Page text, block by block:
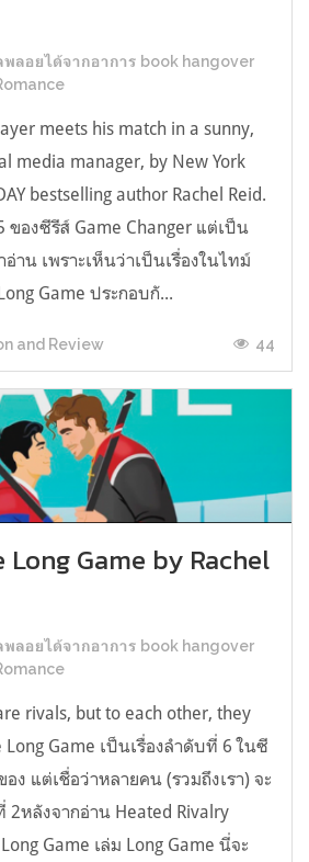
พลอยได้จากอาการ book hangover
meets his match in a sunny,
media manager, by New York
bestselling author Rachel Reid.
ของซีรีส์ Game Changer แต่เป็น
าน เพราะเห็นว่าเป็นเรื่องในไทม์
Game ประกอบกั...
and Review 44
Long Game by Rachel
พลอยได้จากอาการ book hangover
rivals, but to each other, they
Game เป็นเรื่องลำดับที่ 6 ในซี
ง แต่เชื่อว่าหลายคน (รวมถึงเรา) จะ
หลังจากอ่าน Heated Rivalry
Game เล่ม Long Game นี่จะ